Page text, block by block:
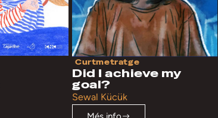
Curtmetratge
Did I achieve my
goal?
Sewal Kücük